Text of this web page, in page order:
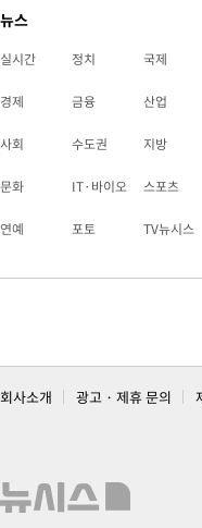
뉴스
실시간 정치 국제
경제 금융 산업
사회 수도권 지방
문화 IT·바이오 스포츠
연예 포토 TV뉴시스
회사소개 광고 · 제휴 문의